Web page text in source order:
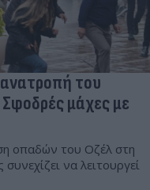
του
μάχες με
οπαδών του Οζέλ στη
να λειτουργεί